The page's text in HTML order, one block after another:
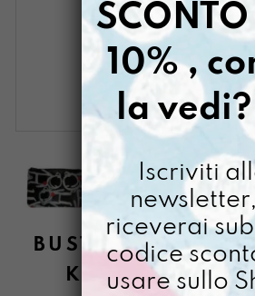
BUSTONY
KINDERGARTEN
10% ,
la vedi?
Iscriviti
riceverai
codice
usare sullo